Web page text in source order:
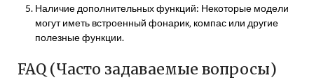
Наличие дополнительных функций: Некоторые модели
могут иметь встроенный фонарик‚ компас или другие
полезные функции.
FAQ (Часто задаваемые вопросы)